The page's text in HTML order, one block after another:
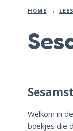
HOME
Welkom in
boekjes die